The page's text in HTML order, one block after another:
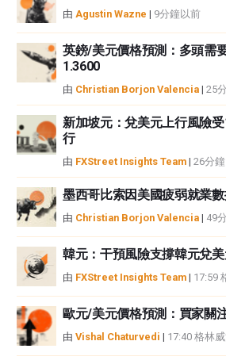
中都沒有頭寸，也沒有與文中提到的任何公司有業
者沒有收到撰寫這篇文章的報酬。
FXStreet和作者不提供個性化的建議。作者對該資
性不作任何陳述。FXStreet和作者將不承擔任何錯
或損害由此資訊及其顯示或使用引起的。錯誤和遺
FXStreet並非註冊投資顧問，本文內容無意提供任何
由 Agustin Wazne | 9分鐘以前
英鎊/美元價格預測：多頭需
1.3600
由 Christian Borjon Valencia | 25
新加坡元：兌美元上行風險
行
由 FXStreet Insights Team | 26分
墨西哥比索因美國疲弱就業
由 Christian Borjon Valencia | 49
韓元：干預風險支撐韓元兌
由 FXStreet Insights Team | 17:59
歐元/美元價格預測：買家關
由 Vishal Chaturvedi | 17:40 格林